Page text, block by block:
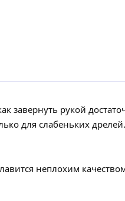
завернуть рукой
для слабеньких дрелей.
неплохим